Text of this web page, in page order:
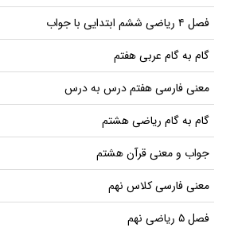
فصل ۴ ریاضی ششم ابتدایی با جواب
گام به گام عربی هفتم
معنی فارسی هفتم درس به درس
گام به گام ریاضی هشتم
جواب و معنی قرآن هشتم
معنی فارسی کلاس نهم
فصل ۵ ریاضی نهم